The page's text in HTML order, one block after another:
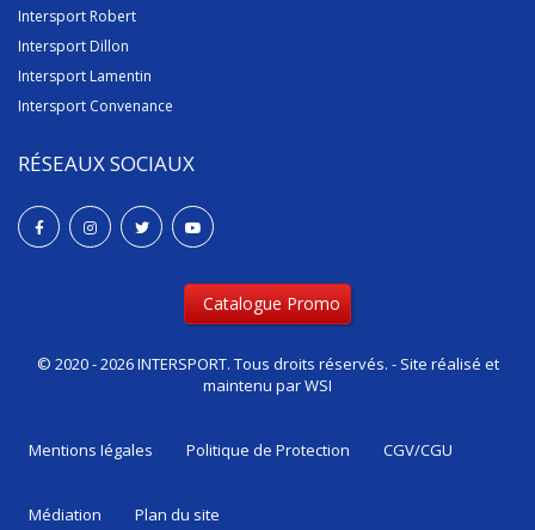
Intersport Robert
Intersport Dillon
Intersport Lamentin
Intersport Convenance
RÉSEAUX SOCIAUX
Catalogue Promo
© 2020 - 2026 INTERSPORT. Tous droits réservés. - Site réalisé et
maintenu parWSI
Mentions Iégales Politique de Protection CGV/CGU
Médiation Plan du site